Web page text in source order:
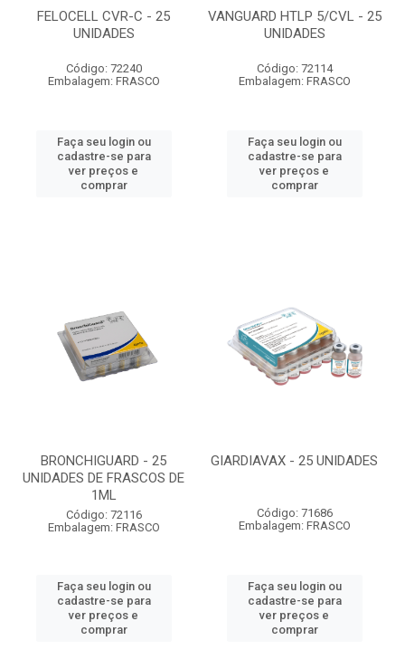
FELOCELL CVR-C - 25
UNIDADES
Código: 72240
Embalagem: FRASCO
Faça seu login ou
cadastre-se para
ver preços e
comprar
VANGUARD HTLP 5/CVL - 25
UNIDADES
Código: 72114
Embalagem: FRASCO
Faça seu login ou
cadastre-se para
ver preços e
comprar
BRONCHIGUARD - 25
UNIDADES DE FRASCOS DE
1ML
Código: 72116
Embalagem: FRASCO
Faça seu login ou
cadastre-se para
ver preços e
comprar
GIARDIAVAX - 25 UNIDADES
Código: 71686
Embalagem: FRASCO
Faça seu login ou
cadastre-se para
ver preços e
comprar